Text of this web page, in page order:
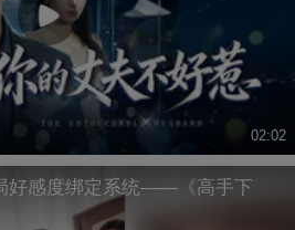
02:02
好感度绑定系统——《高手下